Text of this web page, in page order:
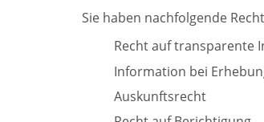
Sie haben nachfolgende
Recht auf transparente
Information bei
Auskunftsrecht